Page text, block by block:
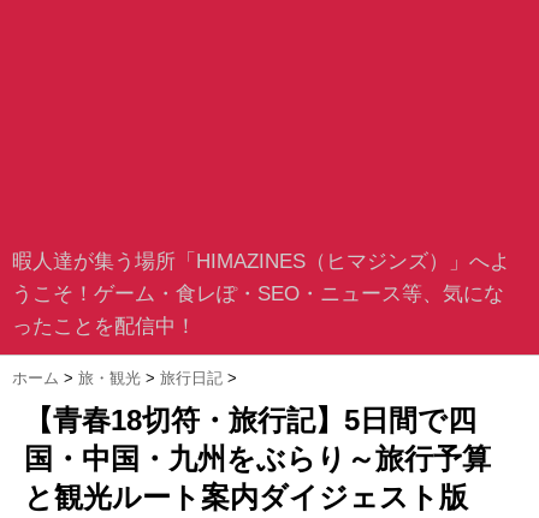
暇人達が集う場所「HIMAZINES（ヒマジンズ）」へよ
うこそ！ゲーム・食レぽ・SEO・ニュース等、気にな
ったことを配信中！
ホーム > 旅・観光 > 旅行日記 >
【青春18切符・旅行記】5日間で四
国・中国・九州をぶらり～旅行予算
と観光ルート案内ダイジェスト版